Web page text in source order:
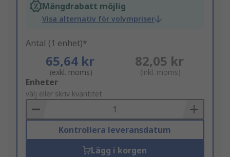
Mängdrabatt möjlig
Visa alternativ för volympriser
Antal (1 enhet)*
65,64 kr
(exkl. moms)
82,05 kr
(inkl. moms)
Add
to
Basket
Enheter
välj eller skriv kvantitet
Kontrollera leveransdatum
Lägg i korgen